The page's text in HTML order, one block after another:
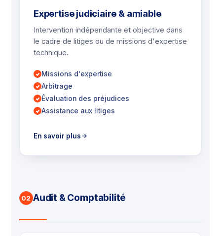
Expertise judiciaire & amiable
Intervention indépendante et objective dans
le cadre de litiges ou de missions d'expertise
technique.
Missions d'expertise
Arbitrage
Évaluation des préjudices
Assistance aux litiges
En savoir plus
02 Audit & Comptabilité